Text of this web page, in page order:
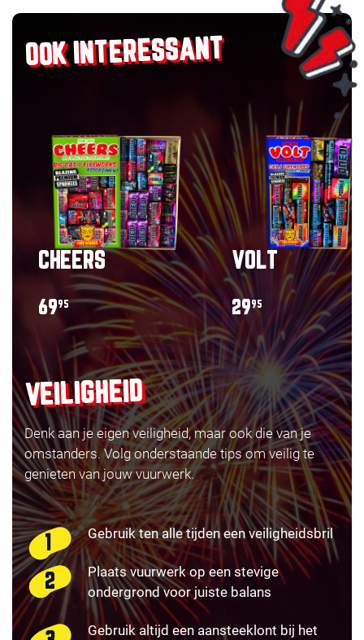
OOK INTERESSANT
CHEERS
6995
VOLT
2995
VEILIGHEID
Denk aan je eigen veiligheid, maar ook die van je
omstanders. Volg onderstaande tips om veilig te
genieten van jouw vuurwerk.
Gebruik ten alle tijden een veiligheidsbril
Plaats vuurwerk op een stevige
ondergrond voor juiste balans
Gebruik altijd een aansteeklont bij het